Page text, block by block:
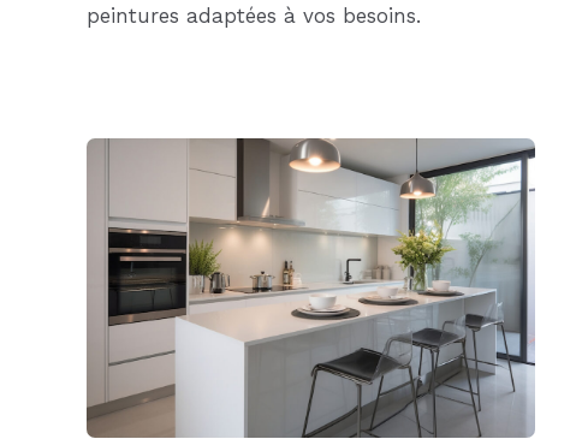
peintures adaptées à vos besoins.